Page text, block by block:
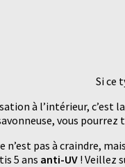
Si ce
à l’intérieur, c’est
vous
n’est pas à craindre,
5 ans anti-UV ! Veillez